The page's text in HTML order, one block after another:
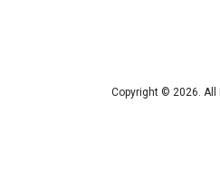
Copyright © 2026.